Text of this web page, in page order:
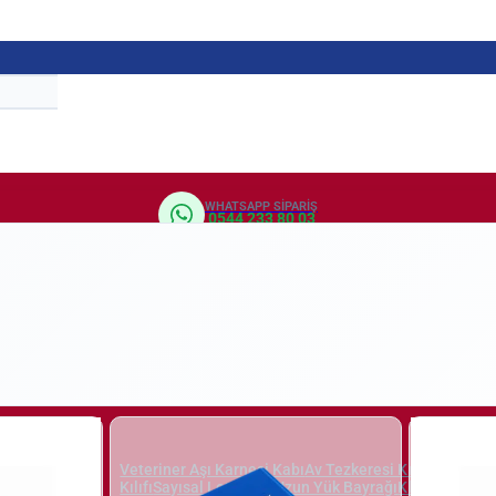
WHATSAPP SIPARIŞ
0544 233 80 03
Valiz
Kartlık
Veteriner Aşı Karnesi KabıAv Tezkeresi Kılıfı
KılıfıSayısal Loto KabıUzun Yük BayrağıKlasör